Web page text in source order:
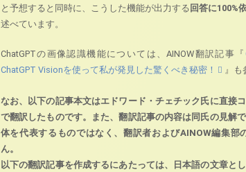
と予想すると同時に、こうした機能が出力する 回答に100%
述べています。
ChatGPTの画像認識機能については、AINOW翻訳記事『
ChatGPT Visionを使って私が発見した驚くべき秘密！
』も
なお、以下の記事本文はエドワード・チェチック氏に直接
で翻訳したものです。また、翻訳記事の内容は同氏の見解
体を代表するものではなく、翻訳者およびAINOW編集部
ん。
以下の翻訳記事を作成するにあたっては、日本語の文章と